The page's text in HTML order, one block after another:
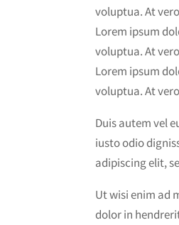
voluptua. At
Lorem ipsum
voluptua. At
Lorem ipsum
voluptua. At
Duis autem vel
iusto odio
adipiscing elit,
Ut wisi enim ad
dolor in